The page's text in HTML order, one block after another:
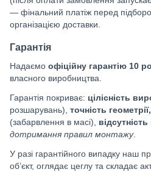
— фінальний платіж перед
організацією доставки.
Гарантія
Надаємо офіційну гарантію 10
власного виробництва.
Гарантія покриває: цілісність
розшарувань), точність
(забарвлення в масі),
дотримання правил монтажу.
У разі гарантійного випадку наш
об’єкт, оглядає цеглу та складає